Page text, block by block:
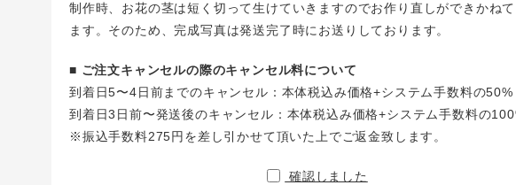
制作時、お花の茎は短く切って生けていきますのでお作り直しができかね
ます。そのため、完成写真は発送完了時にお送りしております。
■ ご注文キャンセルの際のキャンセル料について
到着日5〜4日前までのキャンセル：本体税込み価格+システム手数料の50%
到着日3日前〜発送後のキャンセル：本体税込み価格+システム手数料の
※振込手数料275円を差し引かせて頂いた上でご返金致します。
確認しました